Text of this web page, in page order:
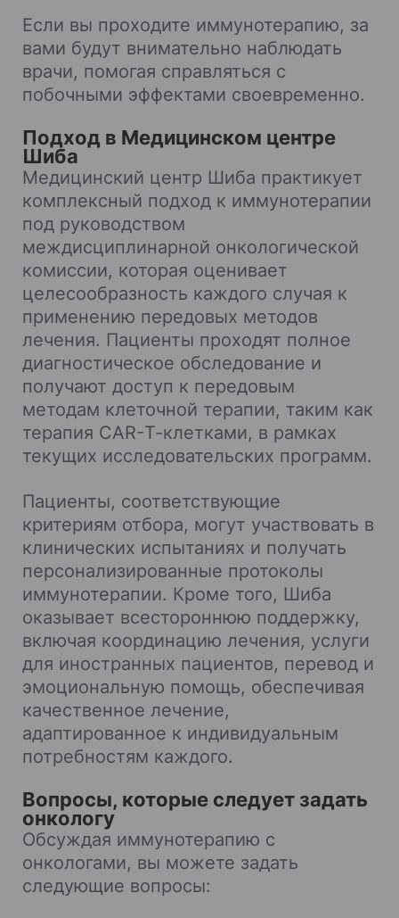
Если вы проходите иммунотерапию, за
вами будут внимательно наблюдать
врачи, помогая справляться с
побочными эффектами своевременно.
Подход в Медицинском центре
Шиба
Медицинский центр Шиба практикует
комплексный подход к иммунотерапии
под руководством
междисциплинарной онкологической
комиссии, которая оценивает
целесообразность каждого случая к
применению передовых методов
лечения. Пациенты проходят полное
диагностическое обследование и
получают доступ к передовым
методам клеточной терапии, таким как
терапия CAR-Т-клетками, в рамках
текущих исследовательских программ.
Пациенты, соответствующие
критериям отбора, могут участвовать в
клинических испытаниях и получать
персонализированные протоколы
иммунотерапии. Кроме того, Шиба
оказывает всестороннюю поддержку,
включая координацию лечения, услуги
для иностранных пациентов, перевод и
эмоциональную помощь, обеспечивая
качественное лечение,
адаптированное к индивидуальным
потребностям каждого.
Вопросы, которые следует задать
онкологу
Обсуждая иммунотерапию с
онкологами, вы можете задать
следующие вопросы: